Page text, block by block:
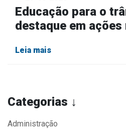
Categorias ↓
Administração
Educação para o
destaque em ações
Leia mais